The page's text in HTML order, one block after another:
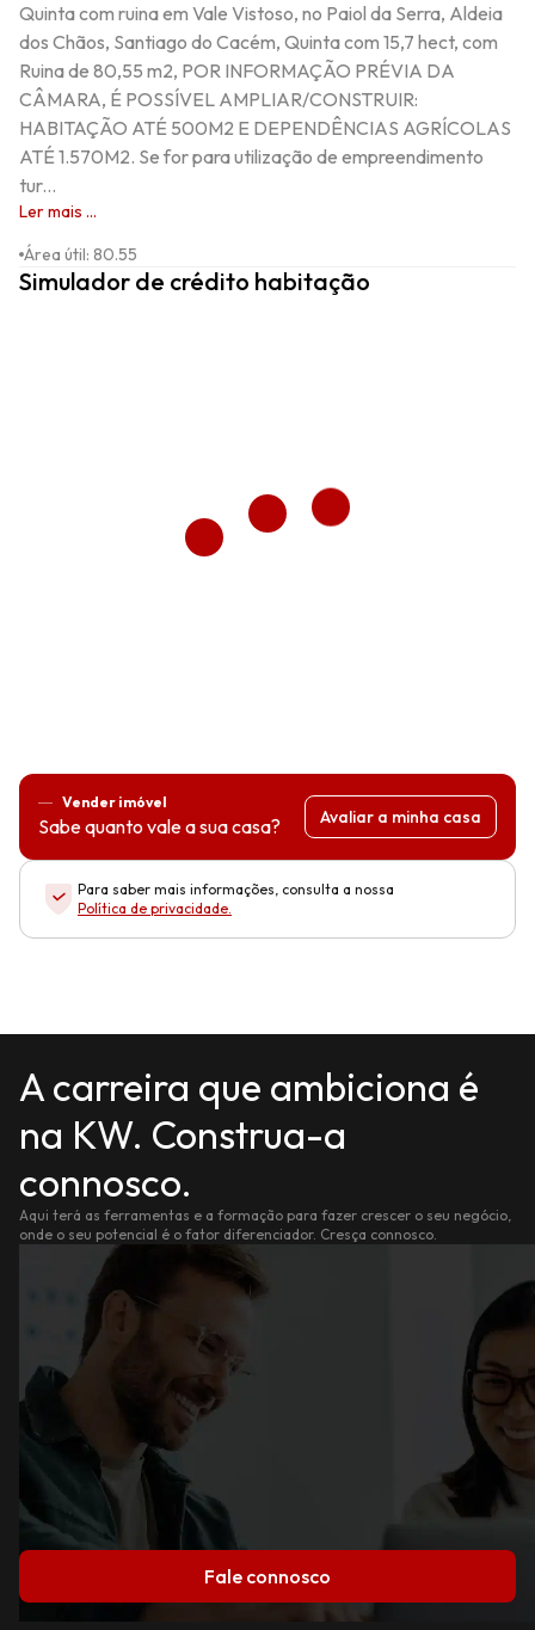
Quinta com ruina em Vale Vistoso, no Paiol da Serra, Aldeia
dos Chãos, Santiago do Cacém, Quinta com 15,7 hect, com
Ruina de 80,55 m2, POR INFORMAÇÃO PRÉVIA DA
CÂMARA, É POSSÍVEL AMPLIAR/CONSTRUIR:
HABITAÇÃO ATÉ 500M2 E DEPENDÊNCIAS AGRÍCOLAS
ATÉ 1.570M2. Se for para utilização de empreendimento
tur...
Ler mais ...
Área útil: 80.55
Simulador de crédito habitação
Vender imóvel
Sabe quanto vale a sua casa? Avaliar a minha casa
Para saber mais informações, consulta a nossa
Política de privacidade.
A carreira que ambiciona é
na KW. Construa-a
connosco.
Aqui terá as ferramentas e a formação para fazer crescer o seu negócio,
onde o seu potencial é o fator diferenciador. Cresça connosco.
Fale connosco